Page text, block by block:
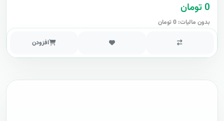
0 تومان
بدون مالیات: 0 تومان
افزودن